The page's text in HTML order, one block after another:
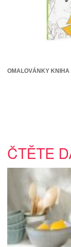
OMALOVÁNKY KNIHA
ČTĚTE